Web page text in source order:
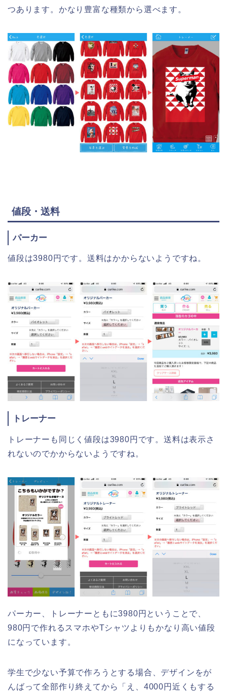
つあります。かなり豊富な種類から選べます。
値段・送料
パーカー
値段は3980円です。送料はかからないようですね。
トレーナー
トレーナーも同じく値段は3980円です。送料は表示さ
れないのでかからないようですね。
パーカー、トレーナーともに3980円ということで、
980円で作れるスマホやTシャツよりもかなり高い値段
になっています。
学生で少ない予算で作ろうとする場合、デザインをが
んばって全部作り終えてから「え、4000円近くもする